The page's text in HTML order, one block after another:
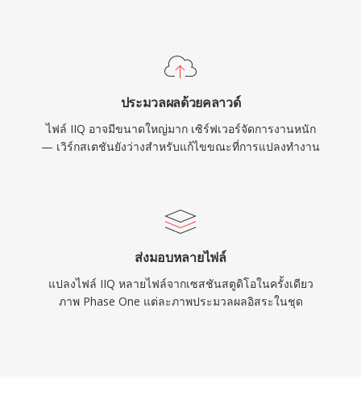
ประมวลผลด้วยคลาวด์
ไฟล์ IIQ อาจมีขนาดใหญ่มาก เซิร์ฟเวอร์จัดการงานหนัก
— เวิร์กสเตชันยังว่างสำหรับแก้ไขขณะที่การแปลงทำงาน
ส่งมอบหลายไฟล์
แปลงไฟล์ IIQ หลายไฟล์จากเซสชันสตูดิโอในครั้งเดียว
ภาพ Phase One แต่ละภาพประมวลผลอิสระในชุด